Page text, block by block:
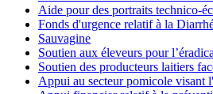
Aide pour des portraits technico-
Fonds d'urgence relatif à la
Sauvagine
Soutien aux éleveurs pour
Soutien des producteurs laitiers
Appui au secteur pomicole visant